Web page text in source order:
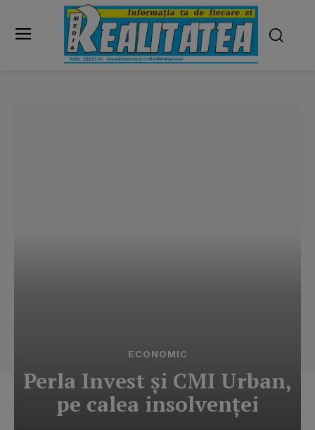
ECONOMIC
Perla Invest şi CMI Urban,
pe calea insolvenţei